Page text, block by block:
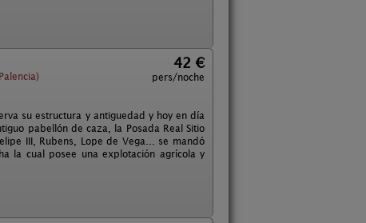
42 €
pers/noche
su estructura y antiguedad y hoy en día
pabellón de caza, la Posada Real Sitio
III, Rubens, Lope de Vega... se mandó
la cual posee una explotación agrícola y